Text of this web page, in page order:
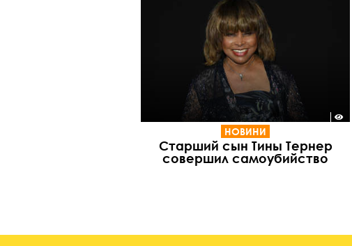
НОВИНИ
Старший сын Тины Тернер
совершил самоубийство